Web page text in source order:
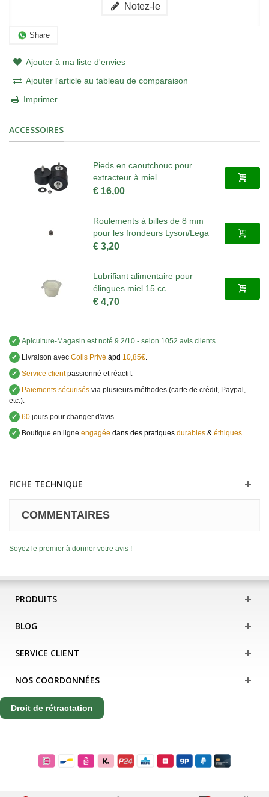
Notez-le
Share
Ajouter à ma liste d'envies
Ajouter l'article au tableau de comparaison
Imprimer
ACCESSOIRES
Pieds en caoutchouc pour
extracteur à miel
€ 16,00
Roulements à billes de 8 mm
pour les frondeurs Lyson/Lega
€ 3,20
Lubrifiant alimentaire pour
élingues miel 15 cc
€ 4,70
✔ Apiculture-Magasin est noté 9.2/10 - selon 1052 avis clients.
✔
Livraison avec Colis Privé àpd 10,85€.
✔ Service clientpassionné et réactif.
✔
Paiements sécurisés via plusieurs méthodes (carte de crédit, Paypal,
etc.).
✔ 60 jours pour changer d'avis.
✔
Boutique en ligne engagée dans des pratiques durables & éthiques.
FICHE TECHNIQUE
COMMENTAIRES
Soyez le premier à donner votre avis !
PRODUITS
BLOG
SERVICE CLIENT
NOS COORDONNÉES
Droit de rétractation